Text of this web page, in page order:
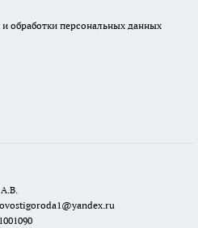
обработки персональных данных